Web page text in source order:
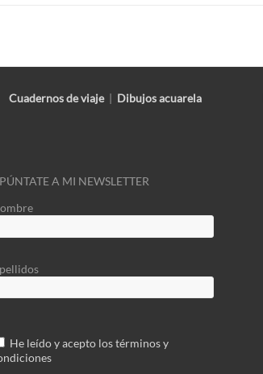
Cuadernos de viaje| Dibujos acuarela
A MI NEWSLETTER
He leído y acepto los términos y